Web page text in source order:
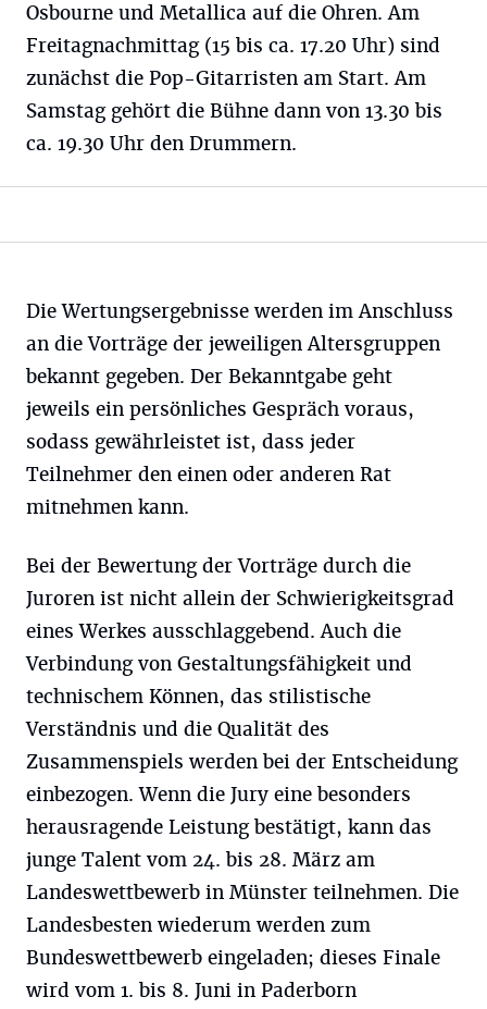
Osbourne und Metallica auf die Ohren. Am
Freitagnachmittag (15 bis ca. 17.20 Uhr) sind
zunächst die Pop-Gitarristen am Start. Am
Samstag gehört die Bühne dann von 13.30 bis
ca. 19.30 Uhr den Drummern.
Die Wertungsergebnisse werden im Anschluss
an die Vorträge der jeweiligen Altersgruppen
bekannt gegeben. Der Bekanntgabe geht
jeweils ein persönliches Gespräch voraus,
sodass gewährleistet ist, dass jeder
Teilnehmer den einen oder anderen Rat
mitnehmen kann.
Bei der Bewertung der Vorträge durch die
Juroren ist nicht allein der Schwierigkeitsgrad
eines Werkes ausschlaggebend. Auch die
Verbindung von Gestaltungsfähigkeit und
technischem Können, das stilistische
Verständnis und die Qualität des
Zusammenspiels werden bei der Entscheidung
einbezogen. Wenn die Jury eine besonders
herausragende Leistung bestätigt, kann das
junge Talent vom 24. bis 28. März am
Landeswettbewerb in Münster teilnehmen. Die
Landesbesten wiederum werden zum
Bundeswettbewerb eingeladen; dieses Finale
wird vom 1. bis 8. Juni in Paderborn